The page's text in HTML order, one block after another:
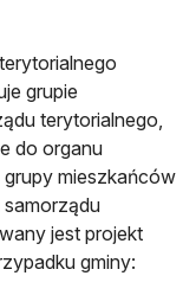
grupie
terytorialnego,
do organu
mieszkańców
jest projekt
gminy: